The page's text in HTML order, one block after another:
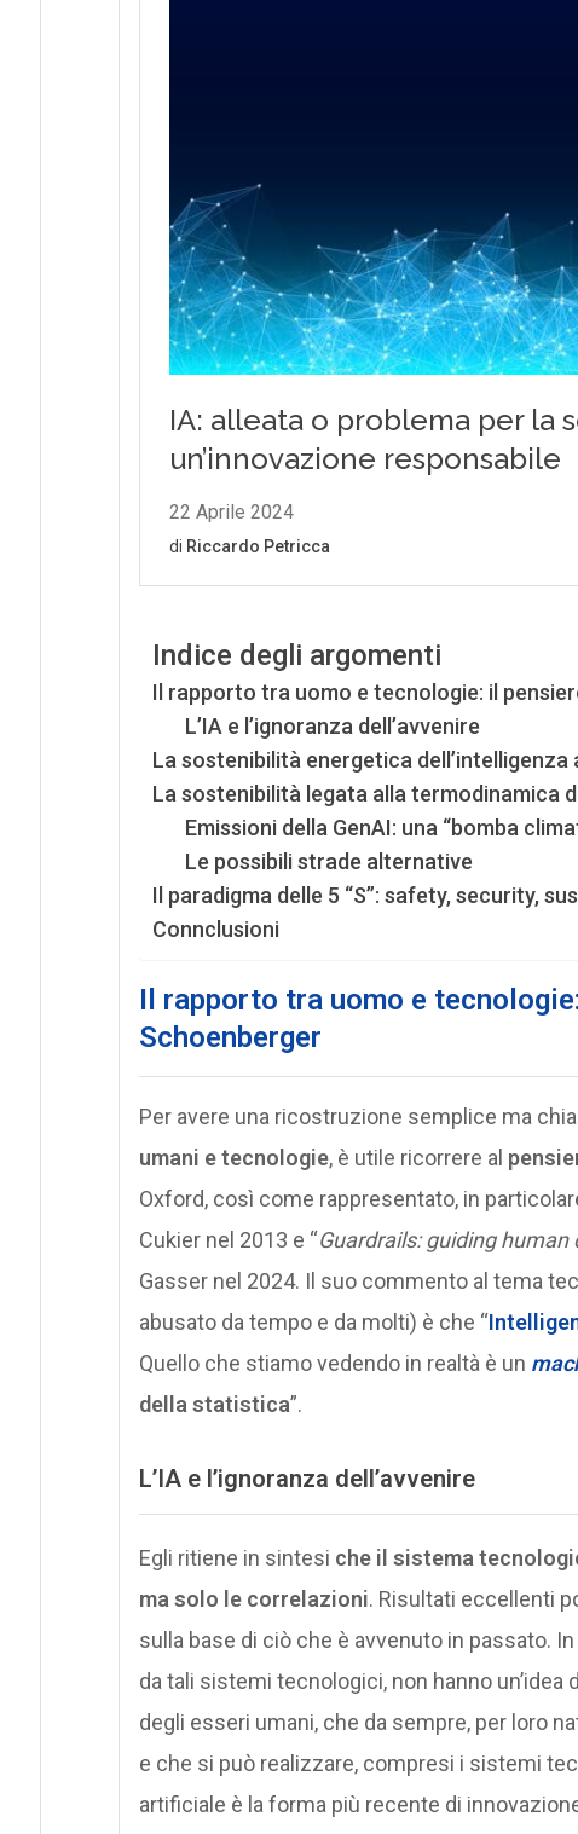
Indice degli argomenti
Il rapporto tra uomo e tecnologie: il
L’IA e l’ignoranza dell’avvenire
La sostenibilità energetica
La sostenibilità legata alla termodinamica
Emissioni della GenAI: una “bomba
Le possibili strade alternative
Il paradigma delle 5 “S”: safety, security,
Connclusioni
Il rapporto tra uomo e
Schoenberger
Per avere una ricostruzione semplice ma
umani e tecnologie, è utile ricorrere al
Oxford, così come rappresentato, in
Cukier nel 2013 e “Guardrails: guiding human
Gasser nel 2024. Il suo commento al tema
abusato da tempo e da molti) è che “
Quello che stiamo vedendo in realtà è un
della statistica”.
L’IA e l’ignoranza dell’avvenire
Egli ritiene in sintesi che il sistema
ma solo le correlazioni. Risultati eccellenti
sulla base di ciò che è avvenuto in passato.
da tali sistemi tecnologici, non hanno un’idea
degli esseri umani, che da sempre, per loro
e che si può realizzare, compresi i sistemi
artificiale è la forma più recente di